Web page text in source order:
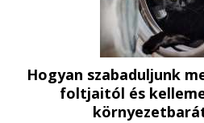
Hogyan szabaduljunk
foltjaitól és